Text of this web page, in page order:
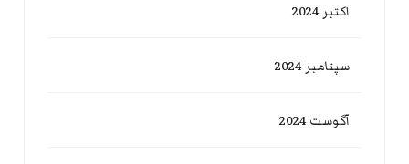
اکتبر 2024
سپتامبر 2024
آگوست 2024